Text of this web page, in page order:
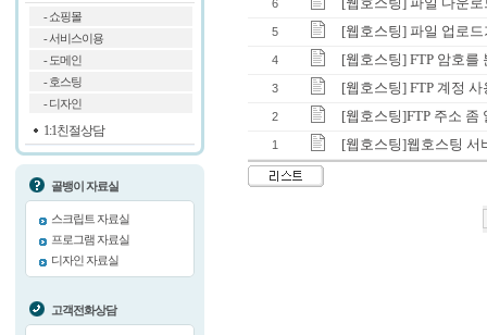
- 쇼핑몰
- 서비스이용
- 도메인
- 호스팅
- 디자인
1:1친절상담
골뱅이 자료실
스크립트 자료실
프로그램 자료실
디자인 자료실
고객전화상담
6
5 [웹호스팅] 파일 업로
4 [웹호스팅] FTP 암호를
3 [웹호스팅] FTP 계정
2 [웹호스팅]FTP 주소 좀
1 [웹호스팅]웹호스팅 서